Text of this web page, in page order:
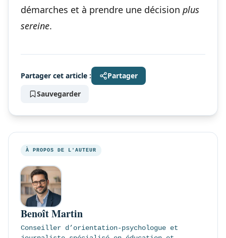
démarches et à prendre une décision plus
sereine.
Partager cet article :
Partager
Sauvegarder
À PROPOS DE L'AUTEUR
Benoît Martin
Conseiller d’orientation-psychologue et